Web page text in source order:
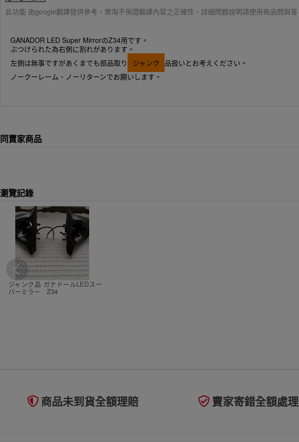
此功能 由google翻譯提供參考，樂淘不保證翻譯內容之正確性，詳細問題說明請使用商品問與答
GANADOR LED Super MirrorのZ34用です。
ぶつけられた為右側に割れがあります。
左側は無事ですがあくまでも部品取り
ジャンク
品扱いとお考えください。
ノークーレーム、ノーリターンでお願いします。
同賣家商品
瀏覽記錄
ジャンク品 ガナドールLEDスー
パーミラー Z34
商品未到貨全額理賠 賣家寄錯全額處理